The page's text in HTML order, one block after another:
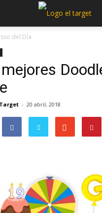
del Día
- 20 abril, 2018